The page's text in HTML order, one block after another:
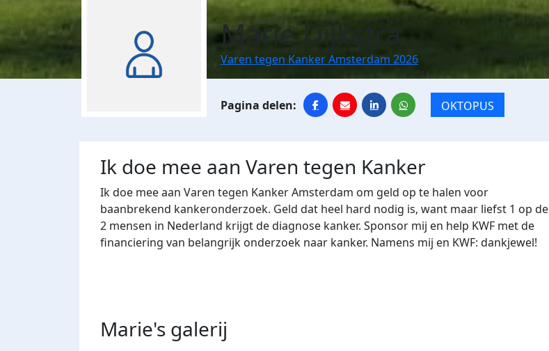
Marie Dijkstra
Varen tegen Kanker Amsterdam 2026
OKTOPUS
Ik doe mee aan Varen tegen Kanker
Ik doe mee aan Varen tegen Kanker Amsterdam om geld op te halen voor
baanbrekend kankeronderzoek. Geld dat heel hard nodig is, want maar liefst 1 op de
2 mensen in Nederland krijgt de diagnose kanker. Sponsor mij en help KWF met de
financiering van belangrijk onderzoek naar kanker. Namens mij en KWF: dankjewel!
Marie's galerij